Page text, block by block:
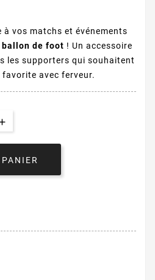
vos matchs et événements
de foot ! Un accessoire
les supporters qui souhaitent
avec ferveur.